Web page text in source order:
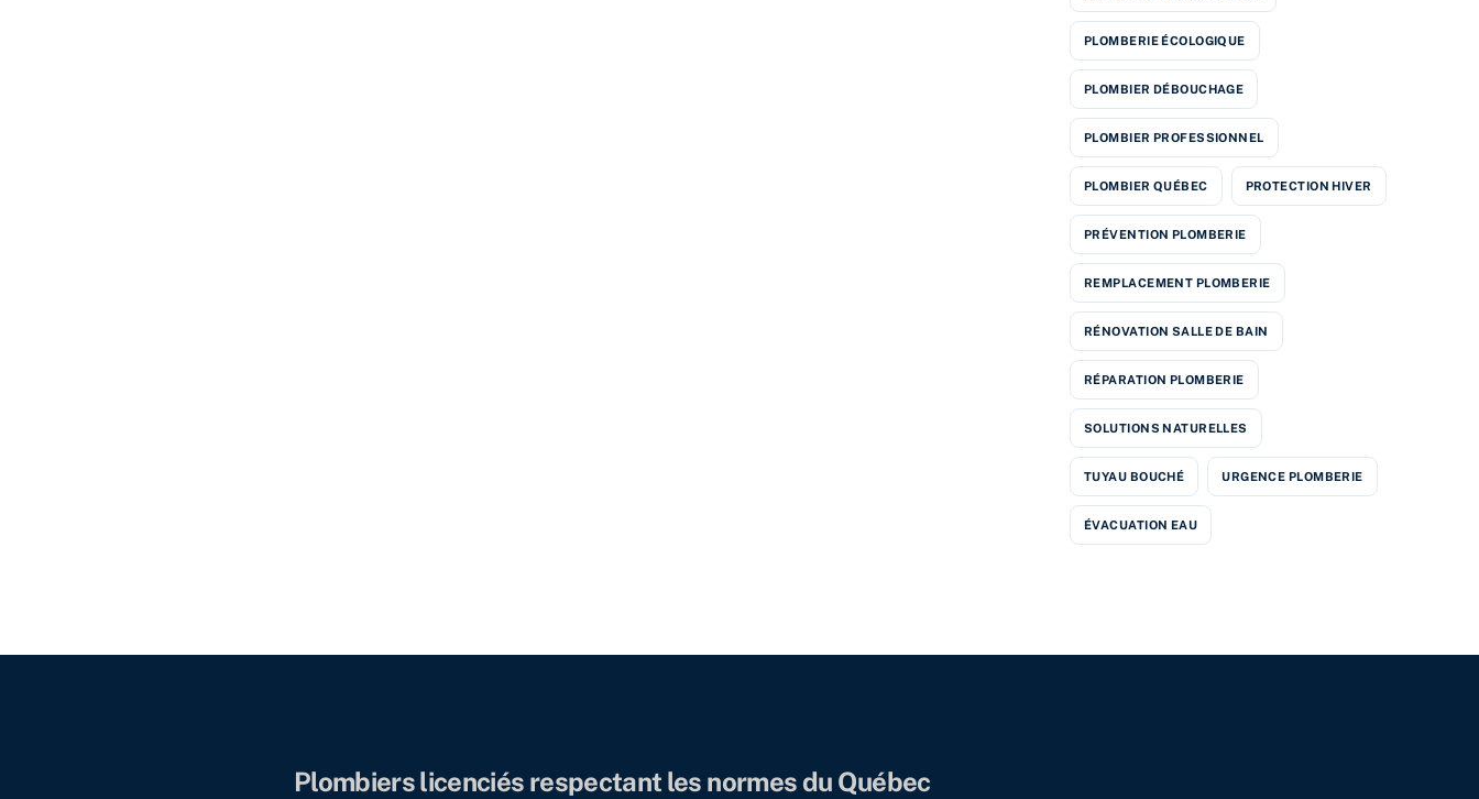
PLOMBERIE ÉCOLOGIQUE
PLOMBIER DÉBOUCHAGE
PLOMBIER PROFESSIONNEL
PLOMBIER QUÉBEC PROTECTION HIVER
PRÉVENTION PLOMBERIE
REMPLACEMENT PLOMBERIE
RÉNOVATION SALLE DE BAIN
RÉPARATION PLOMBERIE
SOLUTIONS NATURELLES
TUYAU BOUCHÉ URGENCE PLOMBERIE
ÉVACUATION EAU
Plombiers licenciés respectant les normes du Québec